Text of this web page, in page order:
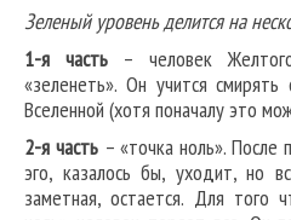
Зеленый уровень делится на
1-я часть– человек
«зеленеть». Он учится
Вселенной (хотя поначалу это
2-я часть– «точка ноль». После
эго, казалось бы, уходит, но
заметная, остается. Для